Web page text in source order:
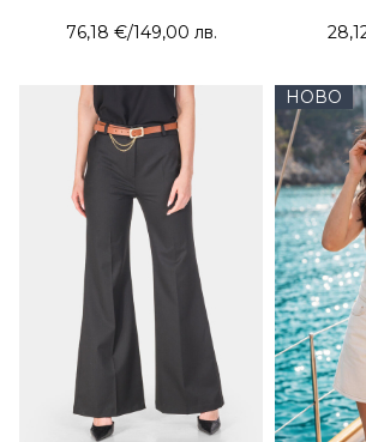
76,18 €/149,00 лв.
НОВО